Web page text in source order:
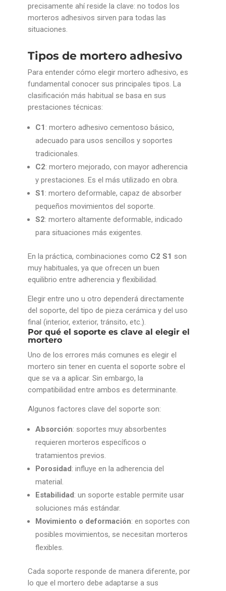
precisamente ahí reside la clave: no todos los
morteros adhesivos sirven para todas las
situaciones.
Tipos de mortero adhesivo
Para entender cómo elegir mortero adhesivo, es
fundamental conocer sus principales tipos. La
clasificación más habitual se basa en sus
prestaciones técnicas:
C1 : mortero adhesivo cementoso básico,
adecuado para usos sencillos y soportes
tradicionales.
C2: mortero mejorado, con mayor adherencia
y prestaciones. Es el más utilizado en obra.
S1 : mortero deformable, capaz de absorber
pequeños movimientos del soporte.
S2: mortero altamente deformable, indicado
para situaciones más exigentes.
En la práctica, combinaciones como C2 S1 son
muy habituales, ya que ofrecen un buen
equilibrio entre adherencia y flexibilidad.
Elegir entre uno u otro dependerá directamente
del soporte, del tipo de pieza cerámica y del uso
final (interior, exterior, tránsito, etc.).
Por qué el soporte es clave al elegir el
mortero
Uno de los errores más comunes es elegir el
mortero sin tener en cuenta el soporte sobre el
que se va a aplicar. Sin embargo, la
compatibilidad entre ambos es determinante.
Algunos factores clave del soporte son:
Absorción: soportes muy absorbentes
requieren morteros específicos o
tratamientos previos.
Porosidad: influye en la adherencia del
material.
Estabilidad: un soporte estable permite usar
soluciones más estándar.
Movimiento o deformación: en soportes con
posibles movimientos, se necesitan morteros
flexibles.
Cada soporte responde de manera diferente, por
lo que el mortero debe adaptarse a sus